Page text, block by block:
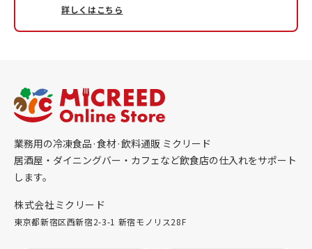
詳しくはこちら
業務用の冷凍食品·食材·飲料通販 ミクリード
居酒屋・ダイニングバー・カフェなど飲食店の仕入れをサポート
します。
株式会社ミクリード
東京都新宿区西新宿2-3-1 新宿モノリス28F